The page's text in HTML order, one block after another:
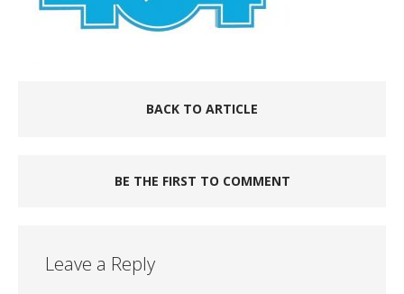
BACK TO ARTICLE
BE THE FIRST TO COMMENT
Leave a Reply